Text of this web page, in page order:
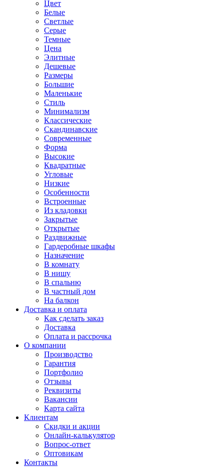
Цвет
Белые
Светлые
Серые
Темные
Цена
Элитные
Дешевые
Размеры
Большие
Маленькие
Стиль
Минимализм
Классические
Скандинавские
Современные
Форма
Высокие
Квадратные
Угловые
Низкие
Особенности
Встроенные
Из кладовки
Закрытые
Открытые
Раздвижные
Гардеробные шкафы
Назначение
В комнату
В нишу
В спальню
В частный дом
На балкон
Доставка и оплата
Как сделать заказ
Доставка
Оплата и рассрочка
О компании
Производство
Гарантия
Портфолио
Отзывы
Реквизиты
Вакансии
Карта сайта
Клиентам
Скидки и акции
Онлайн-калькулятор
Вопрос-ответ
Оптовикам
Контакты